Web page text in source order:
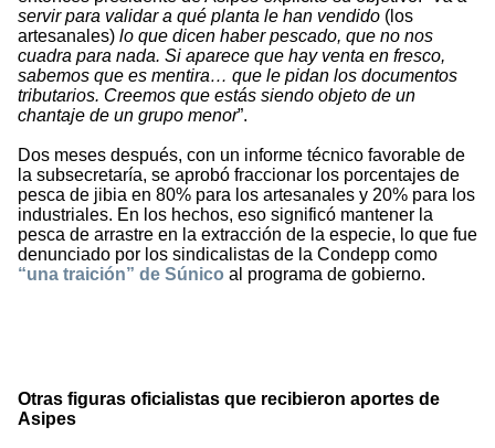
servir para validar a qué planta le han vendido (los
artesanales) lo que dicen haber pescado, que no nos
cuadra para nada. Si aparece que hay venta en fresco,
sabemos que es mentira… que le pidan los documentos
tributarios. Creemos que estás siendo objeto de un
chantaje de un grupo menor”.
Dos meses después, con un informe técnico favorable de
la subsecretaría, se aprobó fraccionar los porcentajes de
pesca de jibia en 80% para los artesanales y 20% para los
industriales. En los hechos, eso significó mantener la
pesca de arrastre en la extracción de la especie, lo que fue
denunciado por los sindicalistas de la Condepp como
“una traición” de Súnico al programa de gobierno.
Otras figuras oficialistas que recibieron aportes de
Asipes